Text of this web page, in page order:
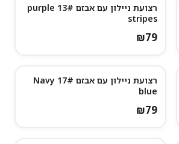
נותרו מעט
רצועת ניילון עם אבזם 13# purple
stripes
₪79
רצועת ניילון עם אבזם 17# Navy
blue
₪79